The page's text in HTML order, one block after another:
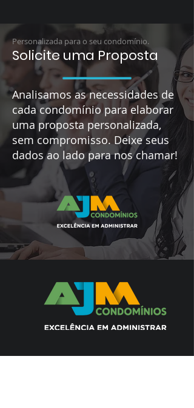
Personalizada para o seu condomínio.
Solicite uma Proposta
Analisamos as necessidades de
cada condomínio para elaborar
uma proposta personalizada,
sem compromisso. Deixe seus
dados ao lado para nos chamar!